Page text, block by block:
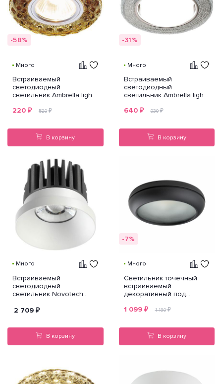
-58%
Много
Встраиваемый
светодиодный
светильник Ambrella light
220 ₽ 520₽
В корзину
-31%
Много
Встраиваемый
светодиодный
светильник Ambrella light
640₽ 930₽
В корзину
Много
Встраиваемый
светодиодный
светильник Novotech
2 709 ₽
В корзину
-7%
Много
Светильник точечный
встраиваемый
декоративный под
или LED лампы Piano mini
1 099₽ 1 180₽
В корзину